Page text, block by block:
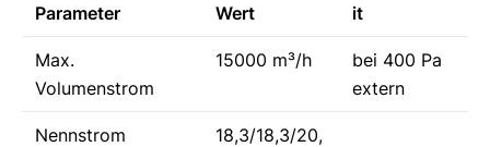
Parameter Wert
it
Max.
Volumenstrom
15000 m³/h
bei 400 Pa
extern
Nennstrom
18,3/18,3/20,